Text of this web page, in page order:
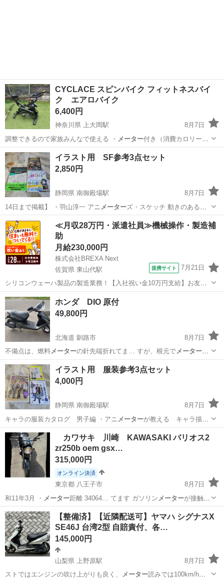
CYCLACE スピンバイク フィットネスバイ
ク エアロバイク
6,400円
神奈川県 上大岡駅
8月7日
調整できるので家族みんなで使える ・ メーター付き（消費カロリー・
距離・時間など確…
神奈川 横浜市 上大岡駅 フィットネス、トレーニング
イラスト用 SF参考3点セット
2,850円
静岡県 南御殿場駅
8月7日
14日まで掲載】 ・羽山淳一 アニ メーターズ・スケッチ 動きのある人
物スケッチ…
静岡 御殿場市 南御殿場駅 参考書 モンスター
≪月収28万円・派遣社員≫機械操作・製造補
助
月給230,000円
株式会社BREXA Next
佐賀県 東山代駅
提携サイト 7月21日
シリコンウェーハ製品の製造業務！【入社祝い金10万円支給】お友達
やカップルとの応募OK◎年間休日129日＆休出なしでプライベート充
実♪業務はクリーンルームで快適作業◎自社正社員登用制度あり★1食
300円～の格安食堂あり！《佐...
佐賀 伊万里市 東山代駅 その他
ホンダ DIO 原付
49,800円
北海道 釧路市
8月7日
不備点は、燃料メーターの針先端折れてま… すが、根元でメーター確
認できます。ブ…
北海道 釧路市 ホンダ
イラスト用 服装参考3点セット
4,000円
静岡県 南御殿場駅
8月7日
キャラの服装カタログ 男子編 ・アニ メーターが教える キャラ描画
テクニック帖 …
静岡 御殿場市 南御殿場駅 参考書
カワサキ 川崎 KAWASAKI バリオス2
zr250b oem gsx…
315,000円
オンライン決済
東京都 八王子市
8月7日
和11年3月 ・ メーター距離 34064… てます ガソリン メーターが接触不
良で上が…
東京 八王子市 スズキ gsx
【整備済】【近隣配送可】ヤマハ シグナスX
SE46J 台湾2型 自賠責付、各…
145,000円
山梨県 上野原駅
8月7日
ストではエンジンの吹け上がりも良く、 メーター読みでは100km/hを